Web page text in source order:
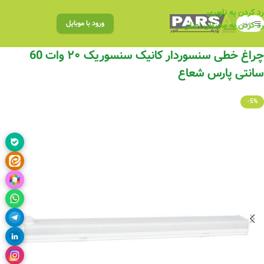
رد کردن به ناوبری
رد کردن به محتوای اصلی
منو ورود با موبایل
چراغ خطی سنسوردار کانیک سنسوریک ۲۰ وات 60
سانتی پارس شعاع
-5%